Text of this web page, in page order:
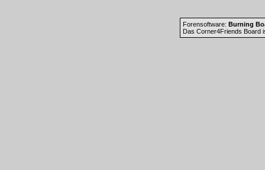
Forensoftware: Burning
Das Corner4Friends Board